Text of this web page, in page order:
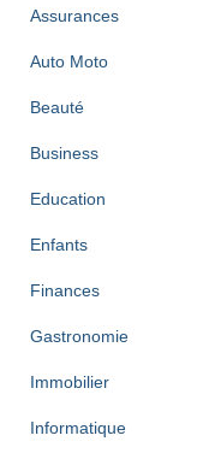
Assurances
Auto Moto
Beauté
Business
Education
Enfants
Finances
Gastronomie
Immobilier
Informatique